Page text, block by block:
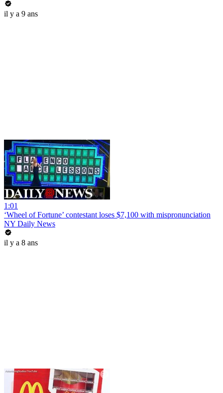
il y a 9 ans
1:01
‘Wheel of Fortune’ contestant loses $7,100 with mispronunciation
NY Daily News
il y a 8 ans